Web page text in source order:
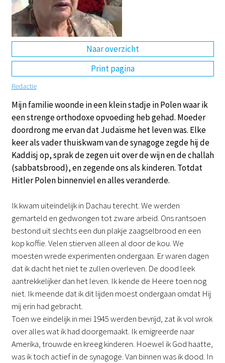
Naar overzicht
Print pagina
Redactie
Mijn familie woonde in een klein stadje in Polen waar ik
een strenge orthodoxe opvoeding heb gehad. Moeder
doordrong me ervan dat Judaïsme het leven was. Elke
keer als vader thuiskwam van de synagoge zegde hij de
Kaddisj op, sprak de zegen uit over de wijn en de challah
(sabbatsbrood), en zegende ons als kinderen. Totdat
Hitler Polen binnenviel en alles veranderde.
Ik kwam uiteindelijk in Dachau terecht. We werden
gemarteld en gedwongen tot zware arbeid. Ons rantsoen
bestond uit slechts een dun plakje zaagselbrood en een
kop koffie. Velen stierven alleen al door de kou. We
moesten wrede experimenten ondergaan. Er waren dagen
dat ik dacht het niet te zullen overleven. De dood leek
aantrekkelijker dan het leven. Ik kende de Heere toen nog
niet. Ik meende dat ik dit lijden moest ondergaan omdat Hij
mij erin had gebracht.
Toen we eindelijk in mei 1945 werden bevrijd, zat ik vol wrok
over alles wat ik had doorgemaakt. Ik emigreerde naar
Amerika, trouwde en kreeg kinderen. Hoewel ik God haatte,
was ik toch actief in de synagoge. Van binnen was ik dood. In
DE EN